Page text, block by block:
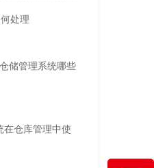
处理
储管理系统哪些
在仓库管理中使